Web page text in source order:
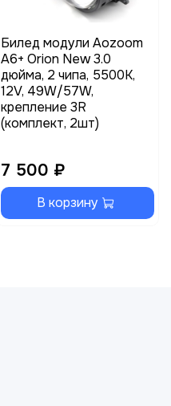
Билед модули Aozoom
A6+ Orion New 3.0
дюйма, 2 чипа, 5500K,
12V, 49W/57W,
крепление 3R
(комплект, 2шт)
7 500 ₽
В корзину